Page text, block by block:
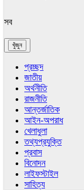
সব
প্রচ্ছদ
জাতীয়
অর্থনীতি
রাজনীতি
আন্তর্জাতিক
আইন-অপরাধ
খেলাধুলা
তথ্যপ্রযুক্তি
প্রবাস
বিনোদন
লাইফস্টাইল
সাহিত্য